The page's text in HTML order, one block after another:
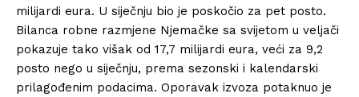
milijardi eura. U siječnju bio je poskočio za pet posto.
Bilanca robne razmjene Njemačke sa svijetom u veljači
pokazuje tako višak od 17,7 milijardi eura, veći za 9,2
posto nego u siječnju, prema sezonski i kalendarski
prilagođenim podacima. Oporavak izvoza potaknuo je